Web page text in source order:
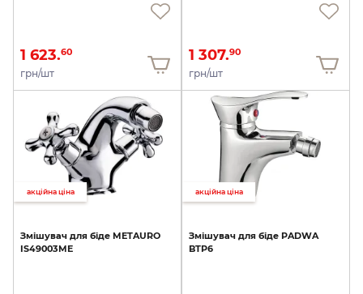
1 623.60
грн/шт
1 307.90
грн/шт
акційна ціна
Змішувач для біде METAURO
IS49003ME
акційна ціна
Змішувач для біде PADWA
BTP6